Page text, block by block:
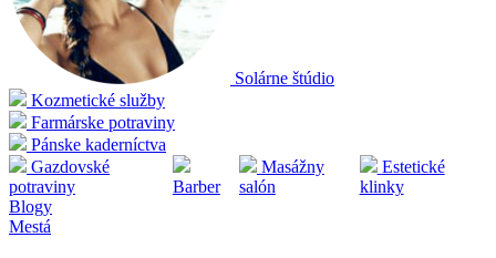
Solárne štúdio
Kozmetické služby
Farmárske potraviny
Pánske kaderníctva
Gazdovské
potraviny
Barber
Masážny
salón
Estetické
klinky
Blogy
Mestá